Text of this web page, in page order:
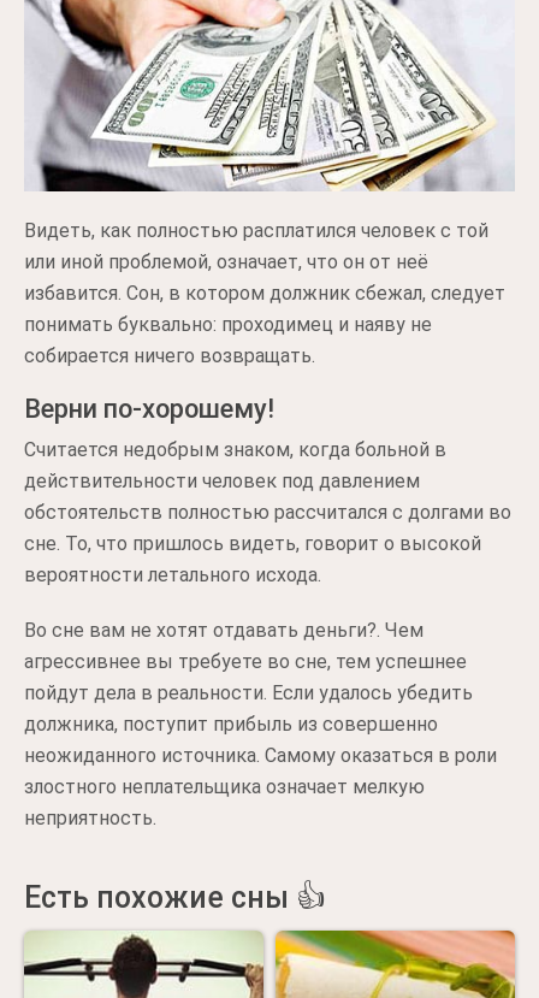
Видеть, как полностью расплатился человек с той
или иной проблемой, означает, что он от неё
избавится. Сон, в котором должник сбежал, следует
понимать буквально: проходимец и наяву не
собирается ничего возвращать.
Верни по-хорошему!
Считается недобрым знаком, когда больной в
действительности человек под давлением
обстоятельств полностью рассчитался с долгами во
сне. То, что пришлось видеть, говорит о высокой
вероятности летального исхода.
Во сне вам не хотят отдавать деньги?. Чем
агрессивнее вы требуете во сне, тем успешнее
пойдут дела в реальности. Если удалось убедить
должника, поступит прибыль из совершенно
неожиданного источника. Самому оказаться в роли
злостного неплательщика означает мелкую
неприятность.
Есть похожие сны 👍